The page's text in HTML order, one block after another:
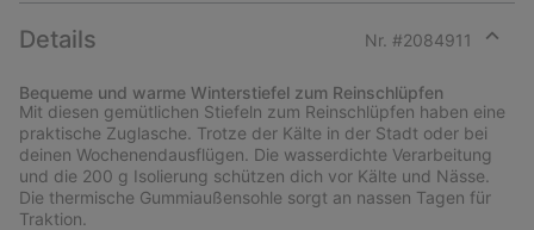
Details Nr. #2084911
section
Bequeme und warme Winterstiefel zum Reinschlüpfen
Mit diesen gemütlichen Stiefeln zum Reinschlüpfen haben eine
praktische Zuglasche. Trotze der Kälte in der Stadt oder bei
deinen Wochenendausflügen. Die wasserdichte Verarbeitung
und die 200 g Isolierung schützen dich vor Kälte und Nässe.
Die thermische Gummiaußensohle sorgt an nassen Tagen für
Traktion.